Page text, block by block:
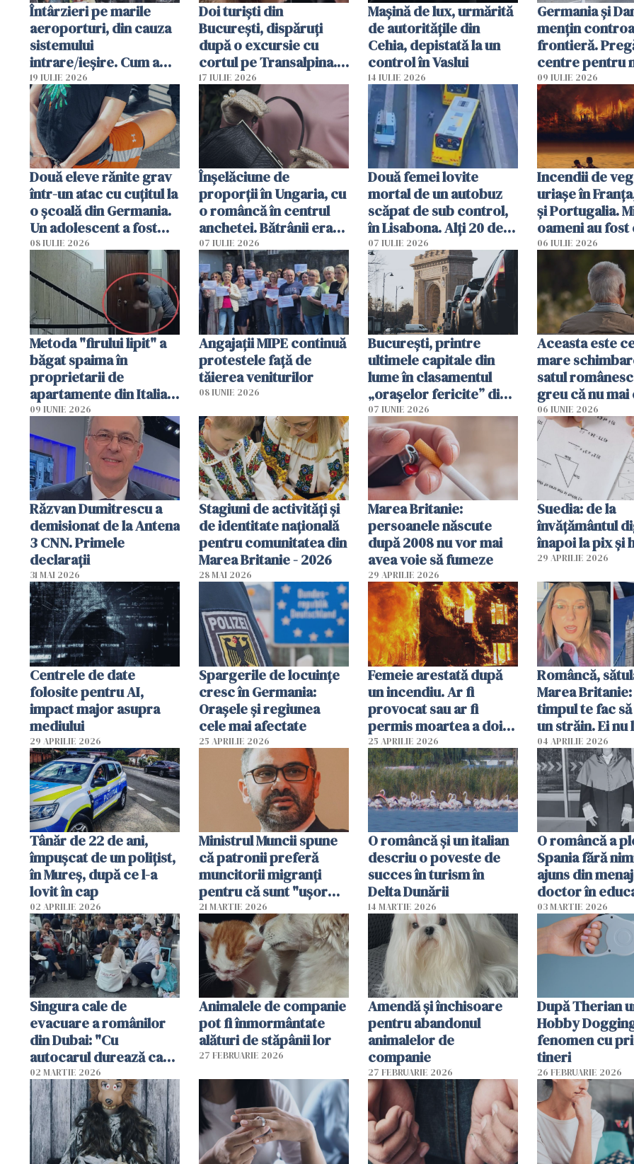
Întârzieri pe marile
aeroporturi, din cauza
sistemului
intrare/ieșire. Cum a
ajuns o femeie să fie
arestată în Cluj-Napoca
19 IULIE 2026
Doi turiști din
București, dispăruți
după o excursie cu
cortul pe Transalpina.
Poliția și familia îi caută
17 IULIE 2026
Mașină de lux, urmărită
de autoritățile din
Cehia, depistată la un
control în Vaslui
14 IULIE 2026
Germania și
mențin
frontieră.
centre pentru
respinși din UE
09 IULIE 2026
Două eleve rănite grav
într-un atac cu cuțitul la
o școală din Germania.
Un adolescent a fost
arestat
08 IULIE 2026
Înșelăciune de
proporții în Ungaria, cu
o româncă în centrul
anchetei. Bătrânii erau
puși să lase la poartă
genți cu aur și bani
07 IULIE 2026
Două femei lovite
mortal de un autobuz
scăpat de sub control,
în Lisabona. Alți 20 de
oameni sunt răniți
07 IULIE 2026
Incendii de
uriașe în
și Portugalia.
oameni au
06 IULIE 2026
Metoda "firului lipit" a
băgat spaima în
proprietarii de
apartamente din Italia.
Poliția, sesizată
09 IUNIE 2026
Angajaţii MIPE continuă
protestele faţă de
tăierea veniturilor
08 IUNIE 2026
București, printre
ultimele capitale din
lume în clasamentul
„orașelor fericite” din
2026
07 IUNIE 2026
Aceasta este
mare
satul
greu că nu mai
pe-aici, prin
06 IUNIE 2026
Răzvan Dumitrescu a
demisionat de la Antena
3 CNN. Primele
declarații
31 MAI 2026
Stagiuni de activități și
de identitate națională
pentru comunitatea din
Marea Britanie - 2026
28 MAI 2026
Marea Britanie:
persoanele născute
după 2008 nu vor mai
avea voie să fumeze
29 APRILIE 2026
Suedia: de la
învățământul
înapoi la pix și
29 APRILIE 2026
Centrele de date
folosite pentru AI,
impact major asupra
mediului
29 APRILIE 2026
Spargerile de locuințe
cresc în Germania:
Orașele și regiunea
cele mai afectate
25 APRILIE 2026
Femeie arestată după
un incendiu. Ar fi
provocat sau ar fi
permis moartea a doi
copii de 1 an și 3 ani
25 APRILIE 2026
Româncă,
Marea
timpul te fac
un străin. Ei nu
ca noi. În
oamenii sunt
04 APRILIE 2026
Tânăr de 22 de ani,
împușcat de un polițist,
în Mureș, după ce l-a
lovit în cap
02 APRILIE 2026
Ministrul Muncii spune
că patronii preferă
muncitorii migranți
pentru că sunt "uşor
dispensabili"
21 MARTIE 2026
O româncă și un italian
descriu o poveste de
succes în turism în
Delta Dunării
14 MARTIE 2026
O româncă a
Spania fără
ajuns din
doctor în
03 MARTIE 2026
Singura cale de
evacuare a românilor
din Dubai: "Cu
autocarul durează cam
două zile"
02 MARTIE 2026
Animalele de companie
pot fi înmormântate
alături de stăpânii lor
27 FEBRUARIE 2026
Amendă și închisoare
pentru abandonul
animalelor de
companie
27 FEBRUARIE 2026
După Therian
Hobby
fenomen cu
tineri
26 FEBRUARIE 2026